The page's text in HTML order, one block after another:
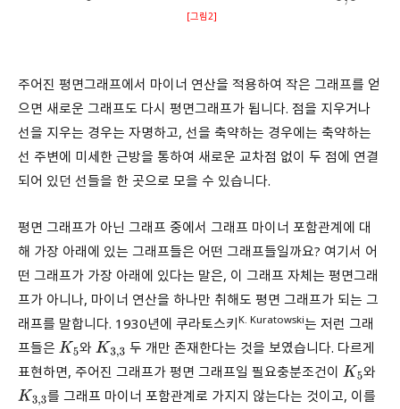
[그림2]
주어진 평면그래프에서 마이너 연산을 적용하여 작은 그래프를 얻
으면 새로운 그래프도 다시 평면그래프가 됩니다. 점을 지우거나
선을 지우는 경우는 자명하고, 선을 축약하는 경우에는 축약하는
선 주변에 미세한 근방을 통하여 새로운 교차점 없이 두 점에 연결
되어 있던 선들을 한 곳으로 모을 수 있습니다.
평면 그래프가 아닌 그래프 중에서 그래프 마이너 포함관계에 대
해 가장 아래에 있는 그래프들은 어떤 그래프들일까요? 여기서 어
떤 그래프가 가장 아래에 있다는 말은, 이 그래프 자체는 평면그래
프가 아니나, 마이너 연산을 하나만 취해도 평면 그래프가 되는 그
래프를 말합니다. 1930년에 쿠라토스키K. Kuratowski는 저런 그래
프들은 K5 와 K3,3 두 개만 존재한다는 것을 보였습니다. 다르게
표현하면, 주어진 그래프가 평면 그래프일 필요충분조건이 K5 와
K3,3를 그래프 마이너 포함관계로 가지지 않는다는 것이고, 이를